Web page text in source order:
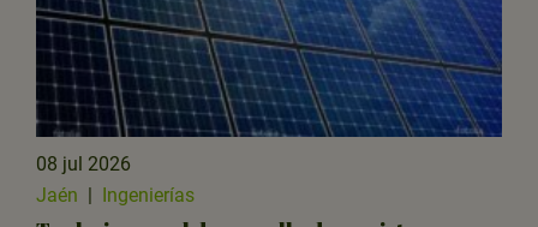
08 jul 2026
Jaén | Ingenierías